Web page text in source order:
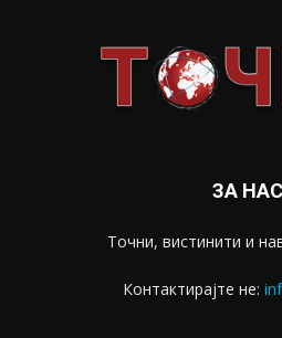
ЗА НАС
Точни, вистинити и
Контактирајте не: